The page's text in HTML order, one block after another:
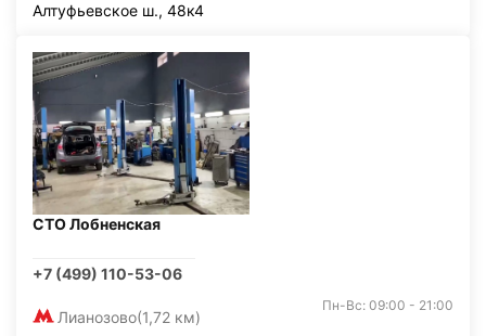
Алтуфьевское ш., 48к4
СТО Лобненская
+7 (499) 110-53-06
Лианозово(1,72 км)
Пн-Вс: 09:00 - 21:00